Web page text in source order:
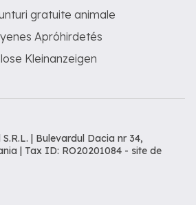
gratuite animale
Apróhirdetés
Kleinanzeigen
| Bulevardul Dacia nr 34,
| Tax ID: RO20201084 - site de